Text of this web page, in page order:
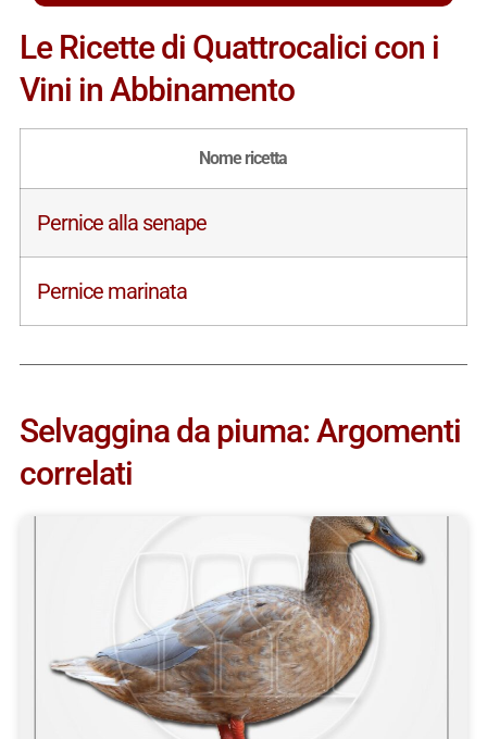
Le Ricette di Quattrocalici con i
Vini in Abbinamento
Nome ricetta
Pernice alla senape
Pernice marinata
Selvaggina da piuma: Argomenti
correlati